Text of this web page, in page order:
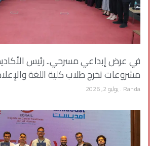
في عرض إبداعي مسرحي.. رئيس
مشروعات تخرج طلاب كلية اللغة
Randa يوليو 2, 2026